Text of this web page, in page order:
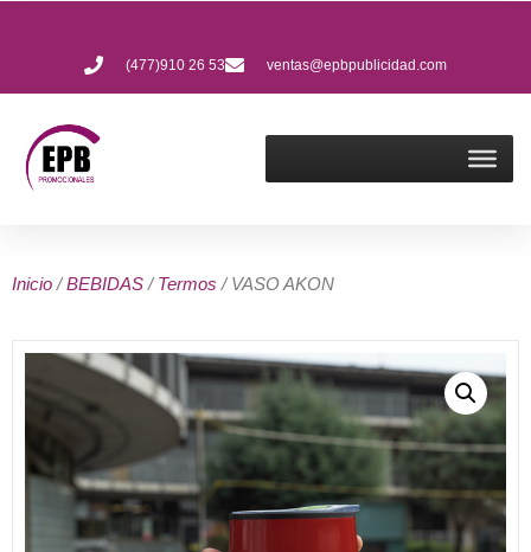
(477)910 26 53 ventas@epbpublicidad.com
Inicio /BEBIDAS /Termos / VASO AKON